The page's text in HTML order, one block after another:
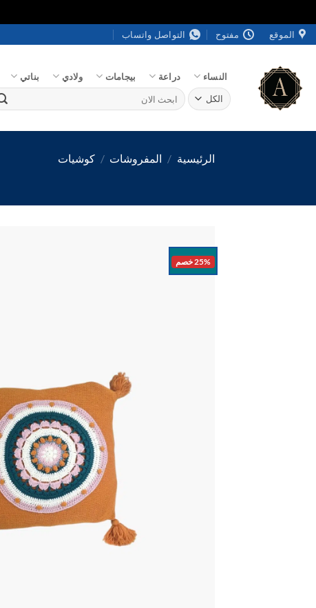
تخطي
للمحتوى
الموقع مفتوح التواصل واتساب
النساء دراعة بيجامات ولادي بناتي
البحث
عن:
الرئيسية / المفروشات / كوشيات
25% خصم